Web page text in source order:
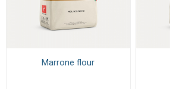
Marrone flour